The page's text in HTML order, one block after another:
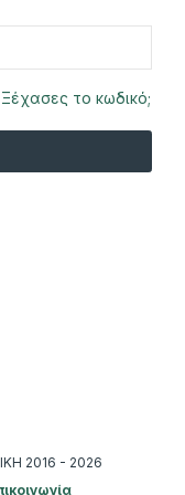
Ξέχασες το κωδικό;
2016 - 2026